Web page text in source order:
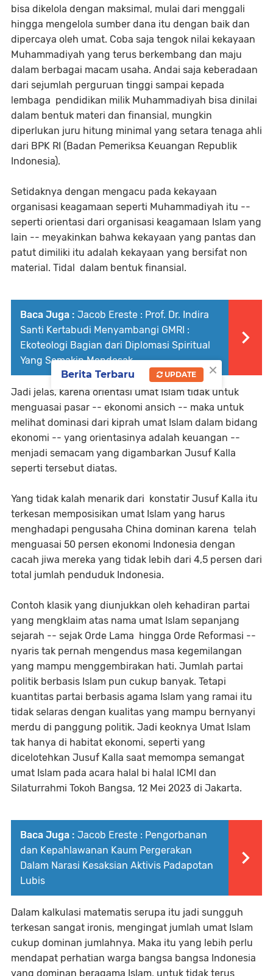
bisa dikelola dengan maksimal, mulai dari menggali
hingga mengelola sumber dana itu dengan baik dan
dipercaya oleh umat. Coba saja tengok nilai kekayaan
Muhammadiyah yang terus berkembang dan maju
dalam berbagai macam usaha. Andai saja keberadaan
dari sejumlah perguruan tinggi sampai kepada
lembaga pendidikan milik Muhammadiyah bisa dinilai
dalam bentuk materi dan finansial, mungkin
diperlukan juru hitung minimal yang setara tenaga ahli
dari BPK RI (Badan Pemeriksa Keuangan Republik
Indonesia).
Setidaknya dengan mengacu pada kekayaan
organisasi keagamaan seperti Muhammadiyah itu --
seperti orientasi dari organisasi keagamaan Islam yang
lain -- meyakinkan bahwa kekayaan yang pantas dan
patut dimiliki itu adalah kekayaan yang bersifat non
material. Tidal dalam bentuk finansial.
Baca Juga : Jacob Ereste : Prof. Dr. Indira
Santi Kertabudi Menyambangi GMRI :
Ekoteologi Bagian dari Diplomasi Spiritual
Yang Semakin Mendesak
Jadi jelas, karena orientasi umat Islam tidak untuk
menguasai pasar -- ekonomi ansich -- maka untuk
melihat dominasi dari kiprah umat Islam dalam bidang
ekonomi -- yang orientasinya adalah keuangan --
menjadi semacam yang digambarkan Jusuf Kalla
seperti tersebut diatas.
Yang tidak kalah menarik dari konstatir Jusuf Kalla itu
terkesan memposisikan umat Islam yang harus
menghadapi pengusaha China dominan karena telah
menguasai 50 persen ekonomi Indonesia dengan
cacah jiwa mereka yang tidak lebih dari 4,5 persen dari
total jumlah penduduk Indonesia.
Contoh klasik yang diunjukkan oleh kehadiran partai
yang mengklaim atas nama umat Islam sepanjang
sejarah -- sejak Orde Lama hingga Orde Reformasi --
nyaris tak pernah mengendus masa kegemilangan
yang mampu menggembirakan hati. Jumlah partai
politik berbasis Islam pun cukup banyak. Tetapi
kuantitas partai berbasis agama Islam yang ramai itu
tidak selaras dengan kualitas yang mampu bernyanyi
merdu di panggung politik. Jadi keoknya Umat Islam
tak hanya di habitat ekonomi, seperti yang
dicelotehkan Jusuf Kalla saat memompa semangat
umat Islam pada acara halal bi halal ICMI dan
Silaturrahmi Tokoh Bangsa, 12 Mei 2023 di Jakarta.
Baca Juga : Jacob Ereste : Pengorbanan
dan Kepahlawanan Kaum Pergerakan
Dalam Narasi Kesaksian Aktivis Padapotan
Lubis
Dalam kalkulasi matematis serupa itu jadi sungguh
terkesan sangat ironis, mengingat jumlah umat Islam
cukup dominan jumlahnya. Maka itu yang lebih perlu
mendapat perhatian warga bangsa bangsa Indonesia
yang dominan beragama Islam, untuk tidak terus
×
Berita Terbaru UPDATE